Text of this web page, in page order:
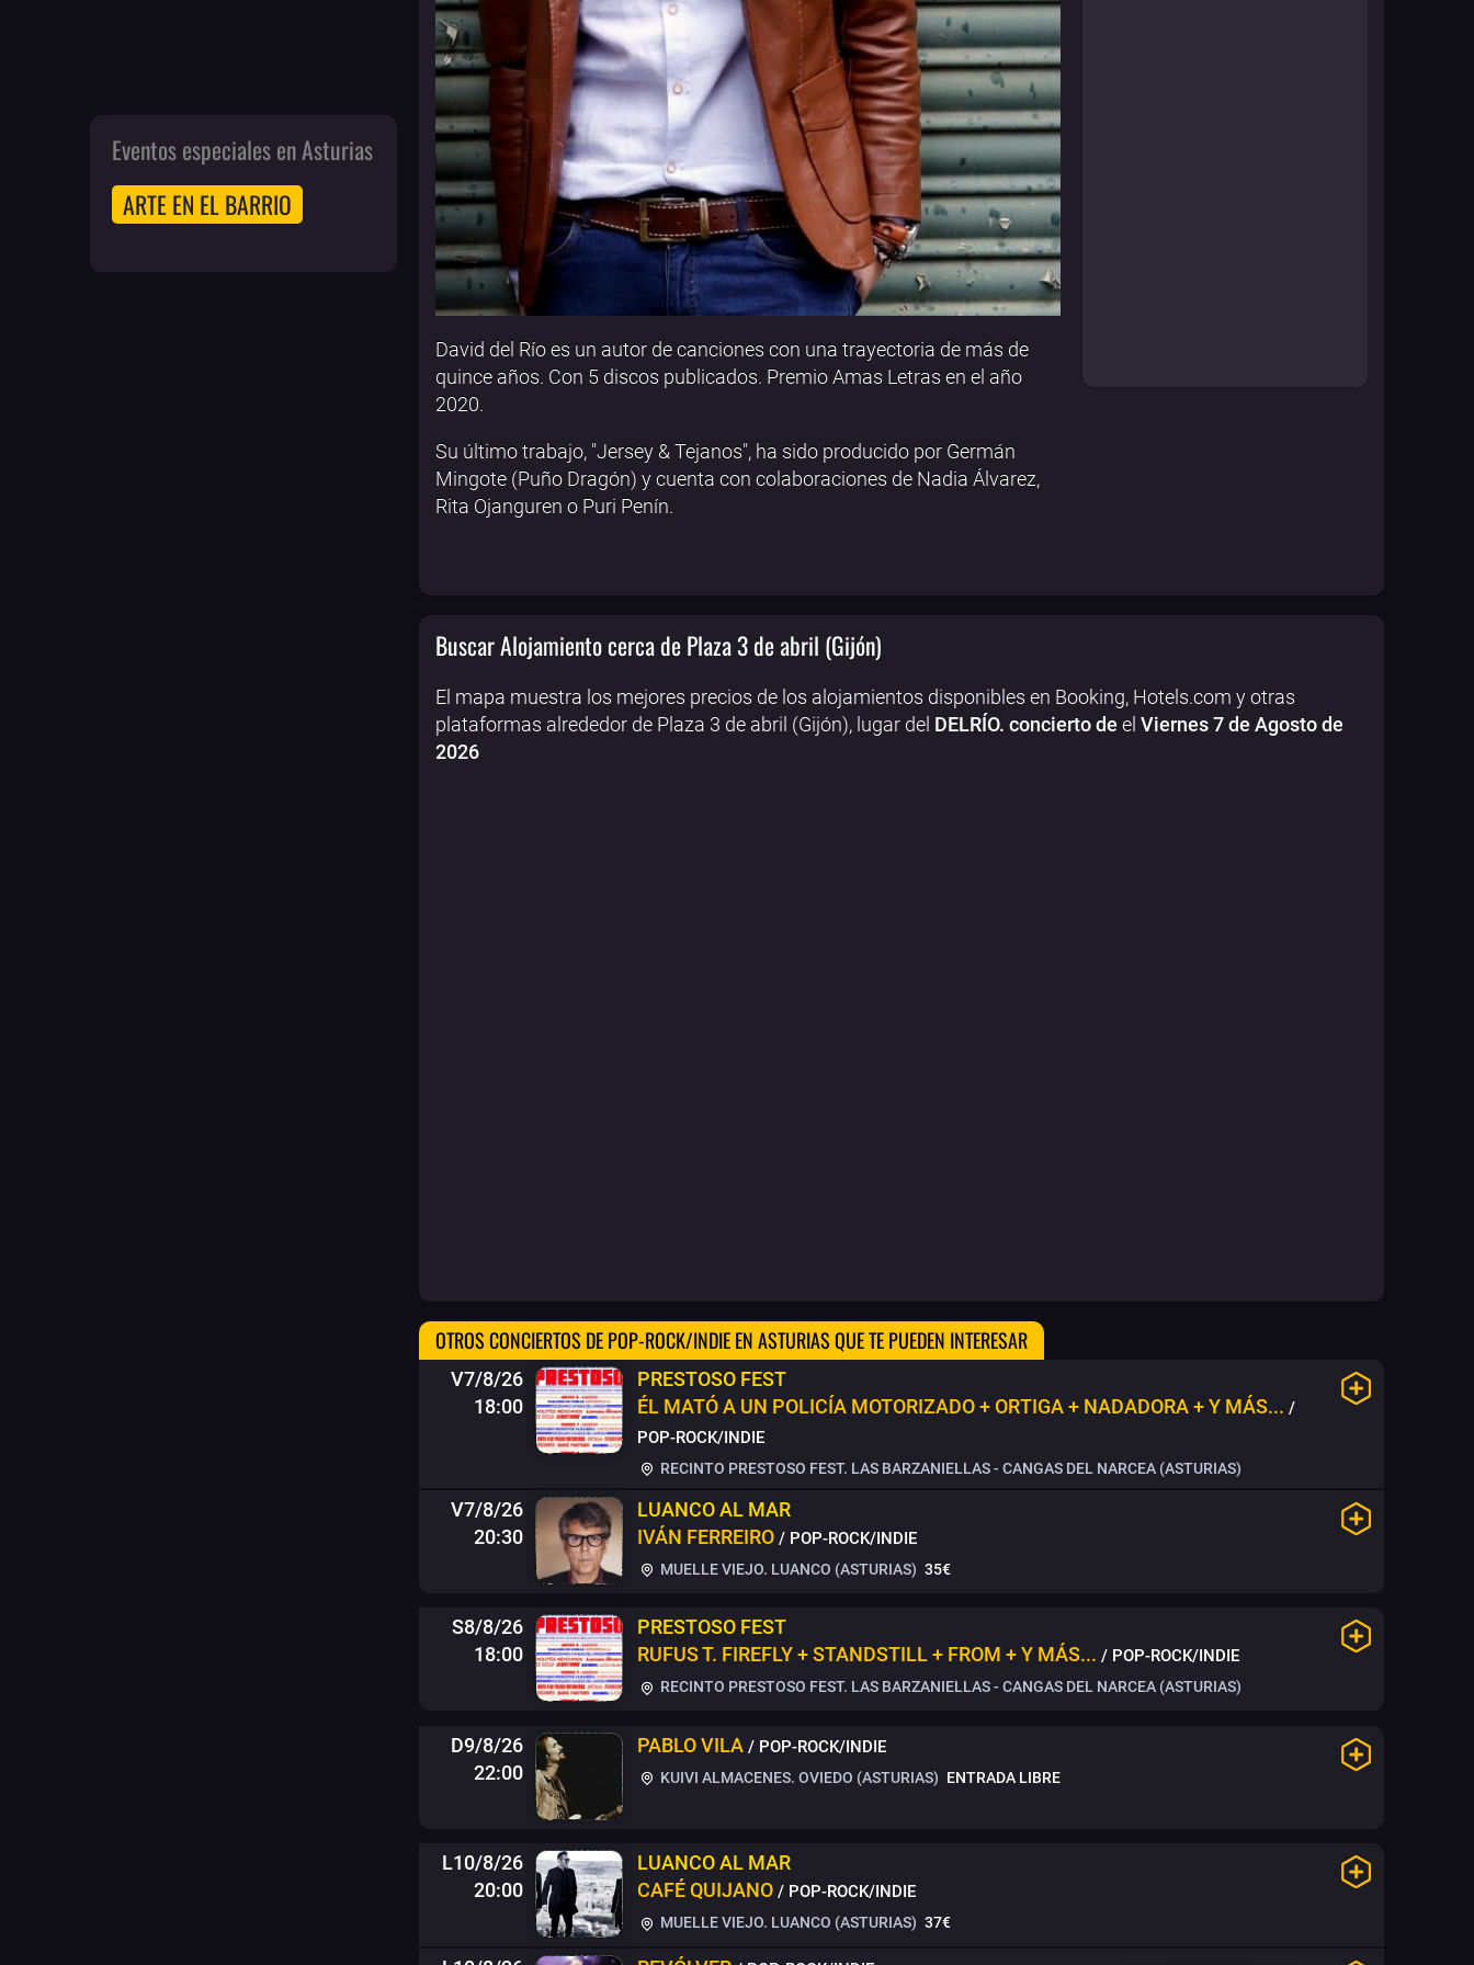
David del Río es un autor de canciones con una trayectoria de más de
quince años. Con 5 discos publicados. Premio Amas Letras en el año
2020.
Su último trabajo, "Jersey & Tejanos", ha sido producido por Germán
Mingote (Puño Dragón) y cuenta con colaboraciones de Nadia Álvarez,
Rita Ojanguren o Puri Penín.
Buscar Alojamiento cerca de Plaza 3 de abril (Gijón)
El mapa muestra los mejores precios de los alojamientos disponibles en Booking, Hotels.com y otras
plataformas alrededor de Plaza 3 de abril (Gijón), lugar del DELRÍO. concierto de el Viernes 7 de Agosto de
2026
OTROS CONCIERTOS DE POP-ROCK/INDIE EN ASTURIAS QUE TE PUEDEN INTERESAR
V7/8/26
18:00
PRESTOSO FEST
ÉL MATÓ A UN POLICÍA MOTORIZADO + ORTIGA + NADADORA + Y MÁS... /
POP-ROCK/INDIE
RECINTO PRESTOSO FEST. LAS BARZANIELLAS - CANGAS DEL NARCEA (ASTURIAS)
V7/8/26
20:30
LUANCO AL MAR
IVÁN FERREIRO / POP-ROCK/INDIE
MUELLE VIEJO. LUANCO (ASTURIAS) 35€
S8/8/26
18:00
PRESTOSO FEST
RUFUS T. FIREFLY + STANDSTILL + FROM + Y MÁS... / POP-ROCK/INDIE
RECINTO PRESTOSO FEST. LAS BARZANIELLAS - CANGAS DEL NARCEA (ASTURIAS)
D9/8/26
22:00
PABLO VILA / POP-ROCK/INDIE
KUIVI ALMACENES. OVIEDO (ASTURIAS) ENTRADA LIBRE
L10/8/26
20:00
LUANCO AL MAR
CAFÉ QUIJANO / POP-ROCK/INDIE
MUELLE VIEJO. LUANCO (ASTURIAS) 37€
Eventos especiales en Asturias
ARTE EN EL BARRIO